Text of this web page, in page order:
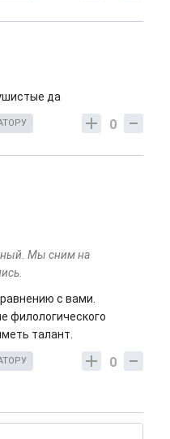
да
0
Мы сним на
с вами.
филологического
талант.
0